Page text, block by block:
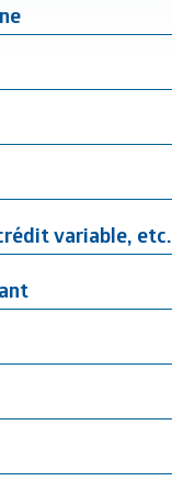
variable, etc.